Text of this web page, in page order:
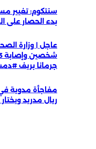
بدء الحصار على
عاجل | وزارة
جرمانا بريف
مفاجأة مدوية
ريال مدريد